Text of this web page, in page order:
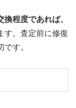
程度であれば、
す。査定前に修復
す。